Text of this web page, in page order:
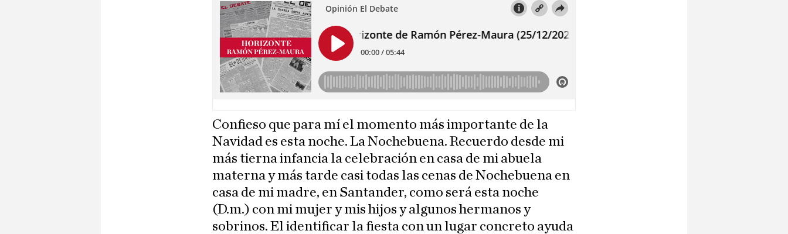
Confieso que para mí el momento más importante de la
Navidad es esta noche. La Nochebuena. Recuerdo desde mi
más tierna infancia la celebración en casa de mi abuela
materna y más tarde casi todas las cenas de Nochebuena en
casa de mi madre, en Santander, como será esta noche
(D.m.) con mi mujer y mis hijos y algunos hermanos y
sobrinos. El identificar la fiesta con un lugar concreto ayuda